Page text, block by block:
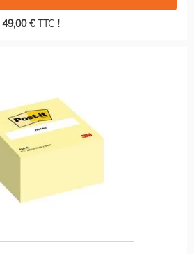
49,00 €TTC !